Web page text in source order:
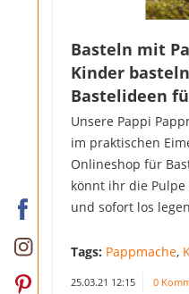
Basteln mit
Kinder
Bastelideen
Unsere Pappi
im praktischen
Onlineshop für
könnt ihr die
und sofort los
Tags: Pappmache,
25.03.21 12:15 0